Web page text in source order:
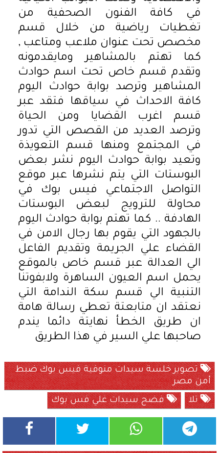
في كافة الفنون الصحفية من
تغطيات رياضية من خلال قسم
مخصص تحت عنوان ملاعب ومتاعب ,
كما تهتم بالمشاهير ومايقدمونه
وتقدم قسم خاص تحت اسم حوادث
المشاهير وترصد بوابة حوادث اليوم
كافة الاحداث في سياقها فتقد عبر
قسم اغرب القضايا ومن الحياة
وترصد العديد من القصص التي تدور
في المجتمع ومنها قسم التعويذة
وتعيد بوابة حوادث اليوم نشر بعض
البوستات التي يتم نشرها عبر موقع
التواصل الاجتماعي فيس بوك في
محاولة للترويج لبعض البوستات
الهادفة .. كما تهتم بوابة حوادث اليوم
بالجهود التي يقوم بها رجال الامن في
القضاء علي الجريمة وتقديم الفاعل
الي العدالة عبر قسم خاص بالموقع
يحمل اسم العيون الساهرة ولابفوتنا
التنبية الي قسم سكة الندامة التي
نعتقد ان متابعتة تعطي رسالة هامة
ان طريق الخطأ نهايتة دائما يندم
صاحبها علي السير في هذا الطريق
تصوير خلسة سيدات منوفية فيس بوك ضبط
أمن مصر
تلا
فضح سيدات غلي فس بوك